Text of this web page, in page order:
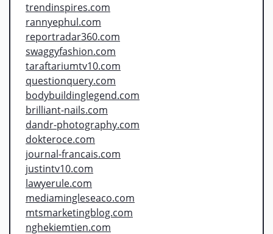
trendinspires.com
rannyephul.com
reportradar360.com
swaggyfashion.com
taraftariumtv10.com
questionquery.com
bodybuildinglegend.com
brilliant-nails.com
dandr-photography.com
dokteroce.com
journal-francais.com
justintv10.com
lawyerule.com
mediamingleseaco.com
mtsmarketingblog.com
nghekiemtien.com